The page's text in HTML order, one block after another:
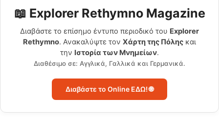
📖 Explorer Rethymno Magazine
Διαβάστε το επίσημο έντυπο περιοδικό του Explorer
Rethymno. Ανακαλύψτε τον Χάρτη της Πόλης και
την Ιστορία των Μνημείων.
Διαθέσιμο σε: Αγγλικά, Γαλλικά και Γερμανικά.
Διαβάστε το Online ΕΔΩ! 🌐